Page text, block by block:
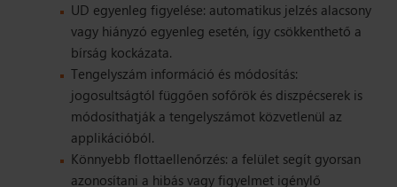
UD egyenleg figyelése: automatikus jelzés alacsony
vagy hiányzó egyenleg esetén, így csökkenthető a
bírság kockázata.
Tengelyszám információ és módosítás:
jogosultságtól függően sofőrök és diszpécserek is
módosíthatják a tengelyszámot közvetlenül az
applikációból.
Könnyebb flottaellenőrzés: a felület segít gyorsan
azonosítani a hibás vagy figyelmet igénylő